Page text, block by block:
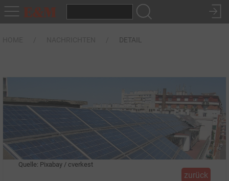
DETAIL
Quelle: Pixabay / cverkest
zurück